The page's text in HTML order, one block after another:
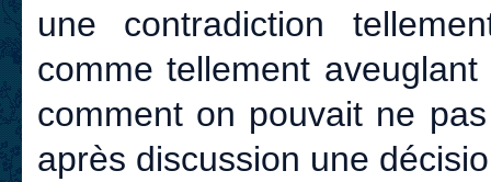
une contradiction
comme tellement
comment on pouvait ne
après discussion une